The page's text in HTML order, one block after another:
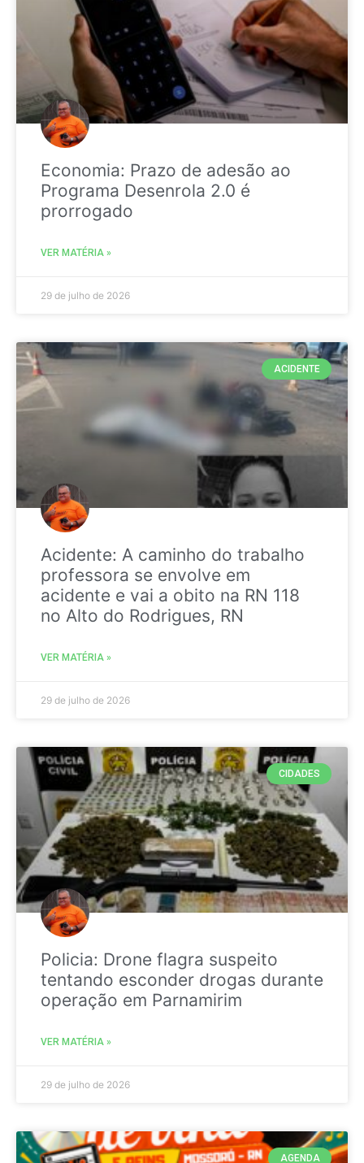
Economia: Prazo de adesão ao
Programa Desenrola 2.0 é
prorrogado
VER MATÉRIA »
29 de julho de 2026
ACIDENTE
Acidente: A caminho do trabalho
professora se envolve em
acidente e vai a obito na RN 118
no Alto do Rodrigues, RN
VER MATÉRIA »
29 de julho de 2026
CIDADES
Policia: Drone flagra suspeito
tentando esconder drogas durante
operação em Parnamirim
VER MATÉRIA »
29 de julho de 2026
AGENDA